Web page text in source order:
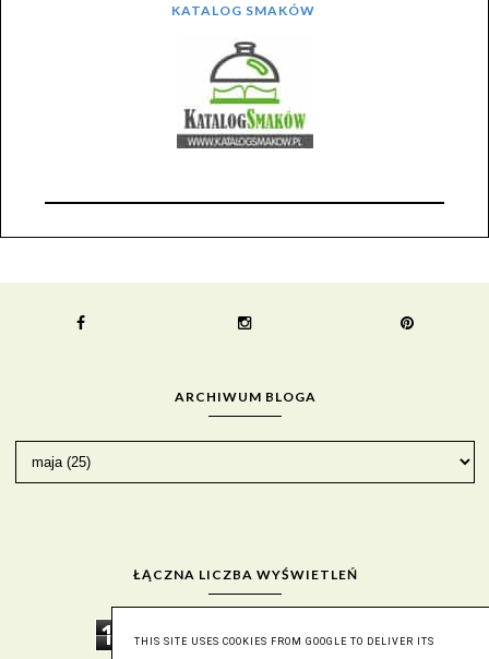
KATALOG SMAKÓW
ARCHIWUM BLOGA
ŁĄCZNA LICZBA WYŚWIETLEŃ
1 9 3 0 5 3 1 0
THIS SITE USES COOKIES FROM GOOGLE TO DELIVER ITS